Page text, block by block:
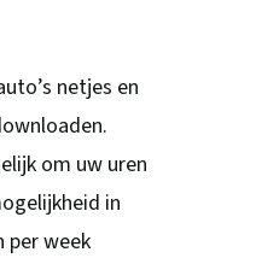
netjes en
om uw uren
in
per week